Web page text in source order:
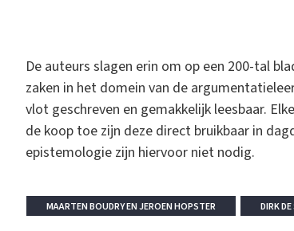
De auteurs slagen erin om op een 200-tal
zaken in het domein van de
vlot geschreven en gemakkelijk leesbaar.
de koop toe zijn deze direct bruikbaar in
epistemologie zijn hiervoor niet nodig.
MAARTEN BOUDRY EN JEROEN HOPSTER DIRK